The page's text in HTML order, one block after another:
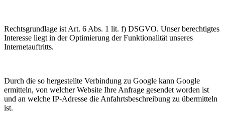
Rechtsgrundlage ist Art. 6 Abs. 1 lit. f) DSGVO. Unser berechtigtes
Interesse liegt in der Optimierung der Funktionalität unseres
Internetauftritts.
Durch die so hergestellte Verbindung zu Google kann Google
ermitteln, von welcher Website Ihre Anfrage gesendet worden ist
und an welche IP-Adresse die Anfahrtsbeschreibung zu übermitteln
ist.